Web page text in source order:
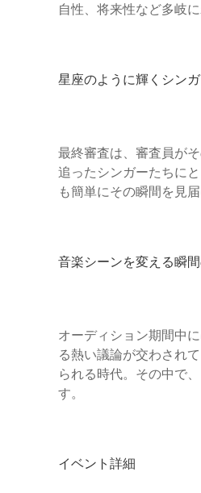
自性、将来性など多岐
星座のように輝くシン
最終審査は、審査員が
追ったシンガーたちに
も簡単にその瞬間を見
音楽シーンを変える瞬
オーディション期間中
る熱い議論が交わされ
られる時代。その中で
す。
イベント詳細